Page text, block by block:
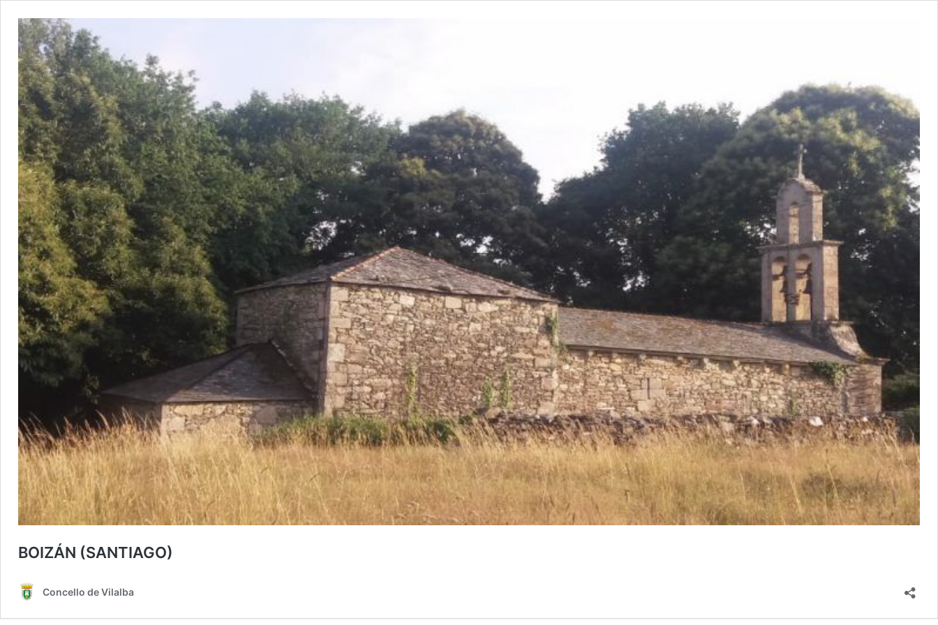
BOIZÁN (SANTIAGO)
Concello de Vilalba